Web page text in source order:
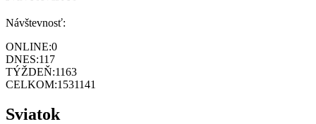
Návštevnosť:
ONLINE:0
DNES:117
TÝŽDEŇ:1163
CELKOM:1531141
Sviatok